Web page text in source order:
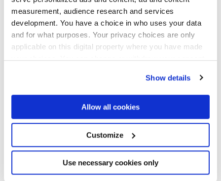
measurement, audience research and services
development. You have a choice in who uses your data
and for what purposes. Your privacy choices are only
applicable on this digital property where you have made
your choices. You can change or withdraw your consent
If you allow, we would also like to:
Collect information about your geographical
location which can be accurate to within several
Identify your device by actively scanning it for
specific characteristics (fingerprinting)
Find out more about how your personal data is processed
and set your preferences in thedetails section.
Show details
Allow all cookies
Customize
Use necessary cookies only
TERRACRETA RILIEVO
LACCA